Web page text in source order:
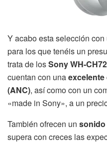
Y acabo esta selección
para los que tenéis un
trata de losSony WH-
cuentan con una
(ANC), así como con un
«made in Sony», a un
También ofrecen un sonido
supera con creces las